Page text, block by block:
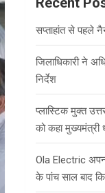
सप्ताहांत से पहले
जिलाधिकारी ने
निर्देश
प्लास्टिक मुक्त
को कहा मुख्यमंत्री
Ola Electric
के पांच साल बाद